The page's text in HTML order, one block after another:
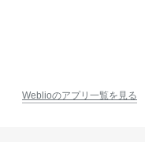
Weblioのアプリ一覧を見る